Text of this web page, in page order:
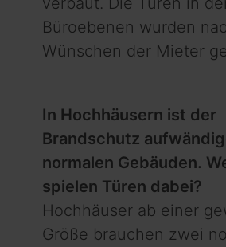
Büroebenen wurden
Wünschen der Mieter
In Hochhäusern ist der
Brandschutz
normalen Gebäuden.
spielen Türen dabei?
Hochhäuser ab einer
Größe brauchen zwei